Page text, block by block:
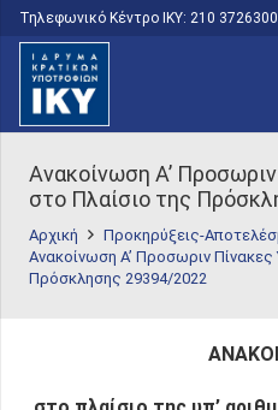
Τηλεφωνικό Κέντρο IKY: 210 3726300
Ανακοίνωση Α’
στο Πλαίσιο της
Αρχική
Προκηρύξεις-
Ανακοίνωση Α’ Προσωριν
Πρόσκλησης 29394/2022